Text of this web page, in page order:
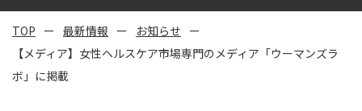
TOP 最新情報
お知らせ
【メディア】女性ヘルスケア市場専門のメディア「ウーマンズラ
ボ」に掲載